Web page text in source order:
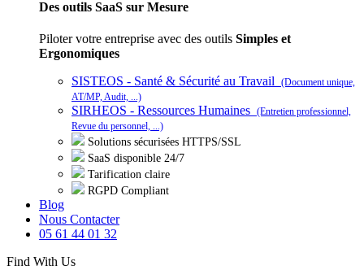
Des outils SaaS sur Mesure
Piloter votre entreprise avec des outils Simples et
Ergonomiques
SISTEOS - Santé & Sécurité au Travail
(Document unique,
AT/MP, Audit, ...)
SIRHEOS - Ressources Humaines (Entretien professionnel,
Revue du personnel, ...)
Solutions sécurisées HTTPS/SSL
SaaS disponible 24/7
Tarification claire
RGPD Compliant
Blog
Nous Contacter
05 61 44 01 32
Find With Us